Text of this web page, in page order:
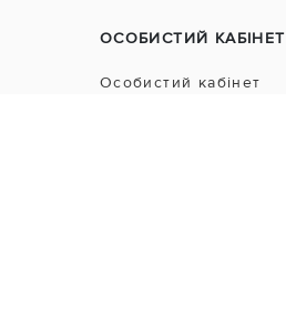
ОСОБИСТИЙ КАБІНЕТ
Особистий кабінет